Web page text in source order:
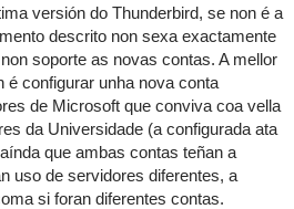
versión do Thunderbird, se non é a
descrito non sexa exactamente
soporte as novas contas. A mellor
é configurar unha nova conta
de Microsoft que conviva coa vella
da Universidade (a configurada ata
que ambas contas teñan a
uso de servidores diferentes, a
si foran diferentes contas.